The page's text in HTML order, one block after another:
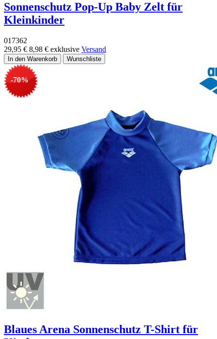
Sonnenschutz Pop-Up Baby Zelt für
Kleinkinder
017362
29,95 € 8,98 € exklusive Versand
-70%
Blaues Arena Sonnenschutz T-Shirt für